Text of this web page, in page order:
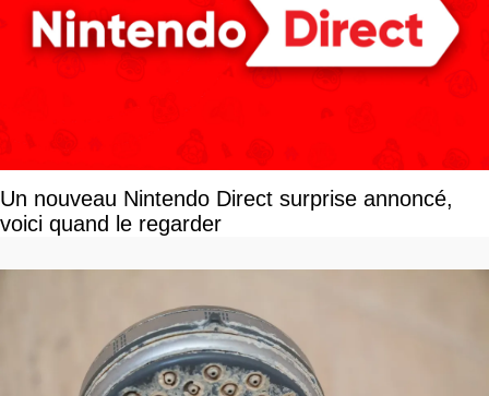
Un nouveau Nintendo Direct surprise annoncé,
voici quand le regarder